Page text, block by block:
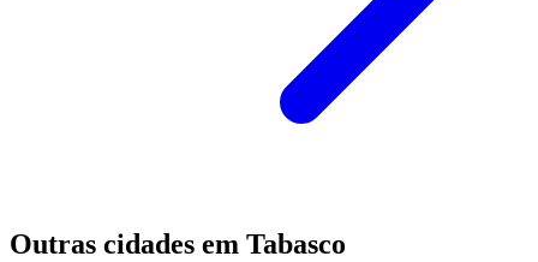
Outras cidades em Tabasco